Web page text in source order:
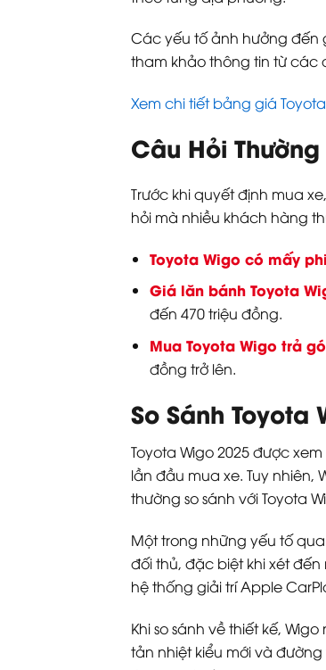
Các yếu tố ảnh hưởng đến
tham khảo thông tin từ các
Xem chi tiết bảng giá
Câu Hỏi
Trước khi quyết định mua
hỏi mà nhiều khách hàng
Toyota Wigo có mấy
Giá lăn bánh Toyota
đến 470 triệu đồng.
Mua Toyota Wigo trả
đồng trở lên.
So Sánh
Toyota Wigo 2025 được
lần đầu mua xe. Tuy
thường so sánh với Toyota
Một trong những yếu tố
đối thủ, đặc biệt khi xét
hệ thống giải trí Apple
Khi so sánh về thiết kế,
tản nhiệt kiểu mới và